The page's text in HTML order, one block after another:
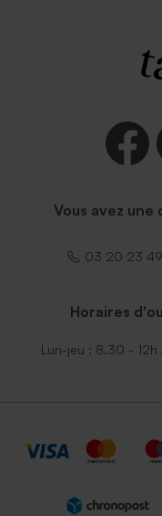
Vous avez une
03 20 23
Horaires
Lun-jeu : 8.30 - 12h